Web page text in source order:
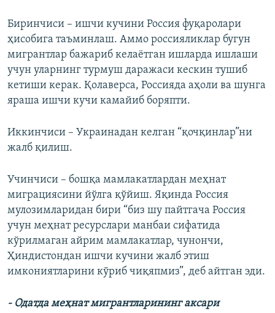
Биринчиси – ишчи кучини Россия фуқаролари
ҳисобига таъминлаш. Аммо россияликлар бугун
мигрантлар бажариб келаётган ишларда ишлаши
учун уларнинг турмуш даражаси кескин тушиб
кетиши керак. Қолаверса, Россияда аҳоли ва шунга
яраша ишчи кучи камайиб боряпти.
Иккинчиси – Украинадан келган “қочқинлар”ни
жалб қилиш.
Учинчиси – бошқа мамлакатлардан меҳнат
миграциясини йўлга қўйиш. Яқинда Россия
мулозимларидан бири “биз шу пайтгача Россия
учун меҳнат ресурслари манбаи сифатида
кўрилмаган айрим мамлакатлар, чунончи,
Ҳиндистондан ишчи кучини жалб этиш
имкониятларини кўриб чиқяпмиз”, деб айтган эди.
- Одатда меҳнат мигрантларининг аксари